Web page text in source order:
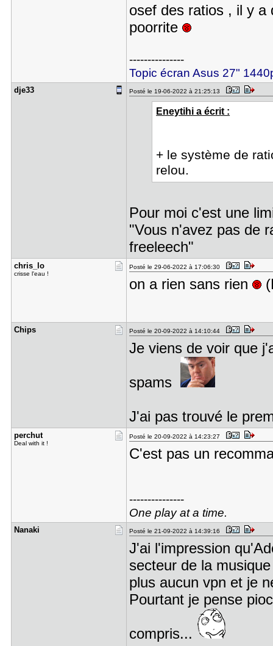
osef des ratios , il y a
poorrite
---------------
Topic écran Asus 27"
dje33 Posté le 19-06-2022 à 21:25:13
Eneytihi a écrit :
+ le système de
relou.
Pour moi c'est une
"Vous n'avez pas de
freeleech"
chris_lo
crisse l'eau !
Posté le 29-06-2022 à 17:06:30
on a rien sans rien
Chips Posté le 20-09-2022 à 14:10:44
Je viens de voir que
spams
J'ai pas trouvé le
perchut
Deal with it !
Posté le 20-09-2022 à 14:23:27
C'est pas un
---------------
One play at a time.
Nanaki Posté le 21-09-2022 à 14:39:16
J'ai l'impression
secteur de la
plus aucun vpn et je
Pourtant je pense
compris...